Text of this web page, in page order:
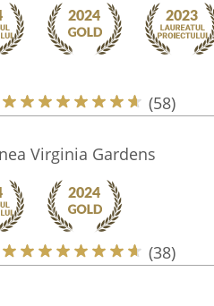
(58)
Virginia Gardens
(38)